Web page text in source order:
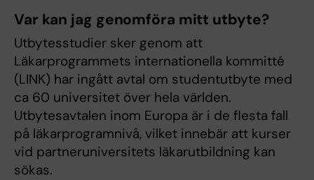
Var kan jag genomföra mitt utbyte?
Utbytesstudier sker genom att
Läkarprogrammets internationella kommitté
(LINK) har ingått avtal om studentutbyte med
ca 60 universitet över hela världen.
Utbytesavtalen inom Europa är i de flesta fall
på läkarprogramnivå, vilket innebär att kurser
vid partneruniversitets läkarutbildning kan
sökas.